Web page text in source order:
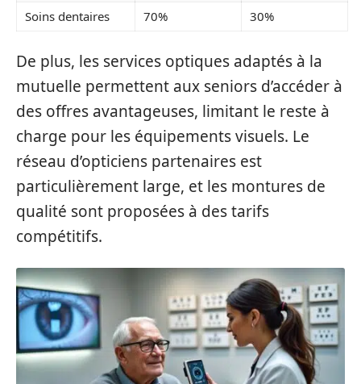
Soins dentaires
70% 30%
De plus, les services optiques adaptés à la
mutuelle permettent aux seniors d’accéder à
des offres avantageuses, limitant le reste à
charge pour les équipements visuels. Le
réseau d’opticiens partenaires est
particulièrement large, et les montures de
qualité sont proposées à des tarifs
compétitifs.